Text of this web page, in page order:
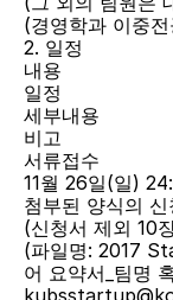
(경영학과 이중
2. 일정
내용
일정
세부내용
비고
서류접수
11월 26일(일)
첨부된 양식의
(신청서 제외 10
(파일명: 2017
어 요약서_팀명